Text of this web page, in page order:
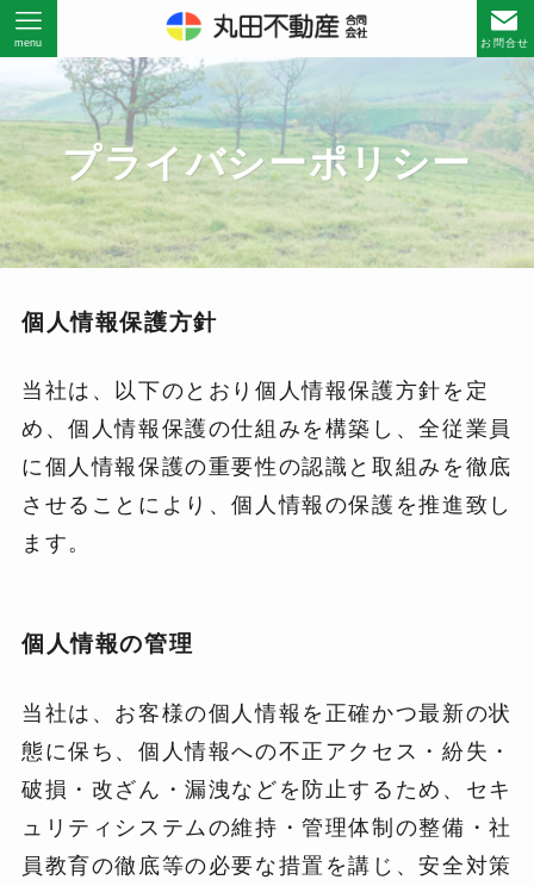
お問合せ
menu
プライバシーポリシー
個人情報保護方針
当社は、以下のとおり個人情報保護方針を定
め、個人情報保護の仕組みを構築し、全従業員
に個人情報保護の重要性の認識と取組みを徹底
させることにより、個人情報の保護を推進致し
ます。
個人情報の管理
当社は、お客様の個人情報を正確かつ最新の状
態に保ち、個人情報への不正アクセス・紛失・
破損・改ざん・漏洩などを防止するため、セキ
ュリティシステムの維持・管理体制の整備・社
員教育の徹底等の必要な措置を講じ、安全対策